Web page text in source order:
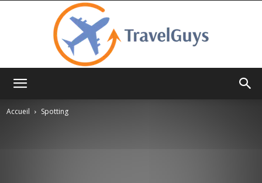
Accueil
Spotting